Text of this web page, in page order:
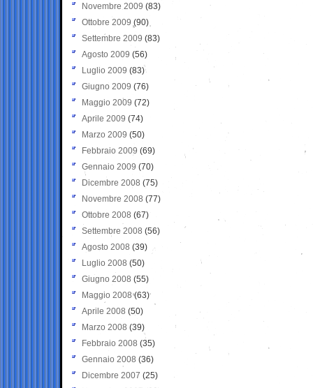
Novembre 2009 (83)
Ottobre 2009 (90)
Settembre 2009 (83)
Agosto 2009 (56)
Luglio 2009 (83)
Giugno 2009 (76)
Maggio 2009 (72)
Aprile 2009 (74)
Marzo 2009 (50)
Febbraio 2009 (69)
Gennaio 2009 (70)
Dicembre 2008 (75)
Novembre 2008 (77)
Ottobre 2008 (67)
Settembre 2008 (56)
Agosto 2008 (39)
Luglio 2008 (50)
Giugno 2008 (55)
Maggio 2008(63)
Aprile 2008 (50)
Marzo 2008 (39)
Febbraio 2008 (35)
Gennaio 2008 (36)
Dicembre 2007 (25)